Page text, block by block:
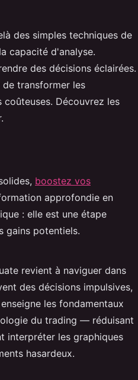
des simples techniques de
capacité d'analyse.
des décisions éclairées.
transformer les
Découvrez les
boostez vos
approfondie en
: elle est une étape
gains potentiels.
revient à naviguer dans
des décisions impulsives,
les fondamentaux
du trading — réduisant
interpréter les graphiques
hasardeux.